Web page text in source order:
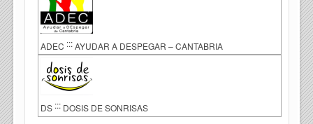
ADEC ::: AYUDAR A DESPEGAR – CANTABRIA
DS ::: DOSIS DE SONRISAS